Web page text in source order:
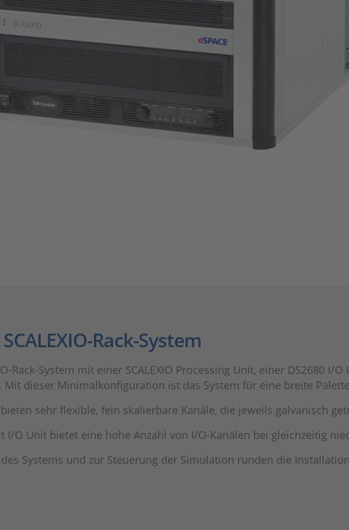
Rack-System
Rack-System mit einer SCALEXIO Processing Unit, einer DS2680
dieser Minimalkonfiguration ist das System für eine breite
bieten sehr flexible, fein skalierbare Kanäle, die jeweils galvanisch
I/O Unit bietet eine hohe Anzahl von I/O-Kanälen bei gleichzeitig
Systems und zur Steuerung der Simulation runden die